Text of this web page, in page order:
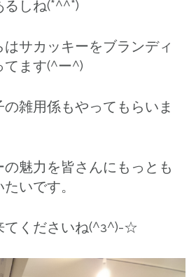
しね(*^^*)
サカッキーをブランディ
てます(^ー^)
雑用係もやってもらいま
魅力を皆さんにもっとも
いです。
てくださいね(^з^)-☆